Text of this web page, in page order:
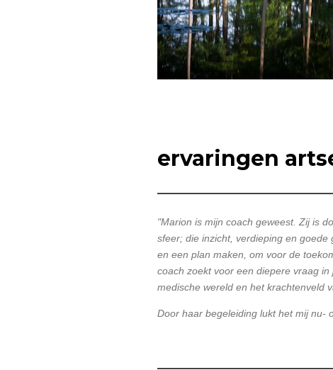
ervaringen
"Marion is mijn coach geweest. Zij is
sfeer; die inzicht, verdieping en
en een plan maken, om voor de
coach zoekt voor een diepere vraag
medische wereld en het krachtenveld
Door haar begeleiding lukt het mij nu-